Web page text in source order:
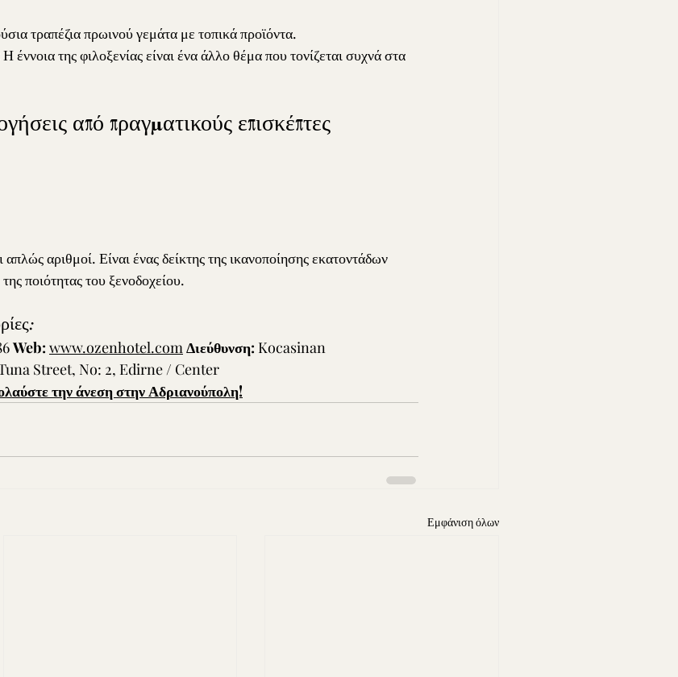
τραπέζια πρωινού γεμάτα με τοπικά προϊόντα.
Η έννοια της φιλοξενίας είναι ένα άλλο θέμα που τονίζεται συχνά στα
από πραγματικούς επισκέπτες
απλώς αριθμοί. Είναι ένας δείκτης της ικανοποίησης εκατοντάδων
ποιότητας του ξενοδοχείου.
Web: www.ozenhotel.comΔιεύθυνση: Kocasinan
Street, No: 2, Edirne / Center
την άνεση στην Αδριανούπολη!
Εμφάνιση όλων